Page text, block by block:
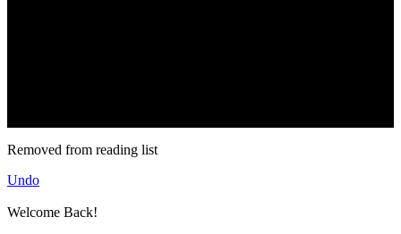
Removed from reading list
Undo
Welcome Back!